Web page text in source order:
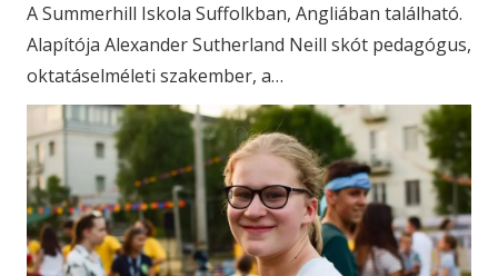
A Summerhill Iskola Suffolkban, Angliában található.
Alapítója Alexander Sutherland Neill skót pedagógus,
oktatáselméleti szakember, a…